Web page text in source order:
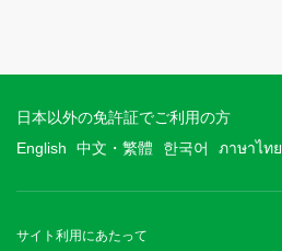
日本以外の免許証でご利用の方
English
中文・繁體 한국어 ภาษาไทย
サイト利用にあたって